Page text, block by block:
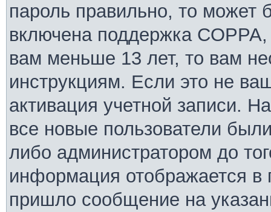
пароль правильно, то может
включена поддержка
вам меньше 13 лет, то вам
инструкциям. Если это не
активация учетной записи.
все новые пользователи
либо администратором до
информация отображается в
пришло сообщение на